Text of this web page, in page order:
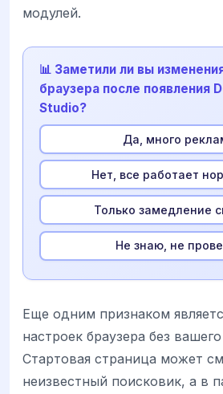
модулей.
📊 Заметили ли вы
браузера после появления
Studio?
Да, много
Нет, все работает
Только замедление
Не знаю, не
Еще одним признаком
настроек браузера без
Стартовая страница может
неизвестный поисковик, а в